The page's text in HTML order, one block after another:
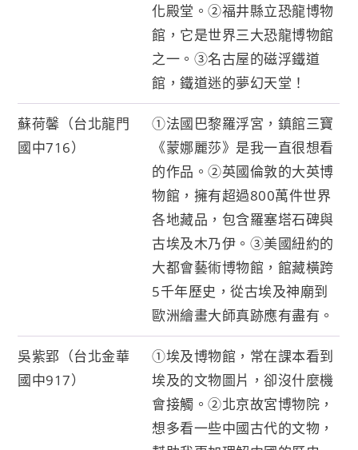
化殿堂。②福井縣立恐龍博物
館，它是世界三大恐龍博物館
之一。③名古屋的磁浮鐵道
館，鐵道迷的夢幻天堂！
蘇荷馨（台北龍門
國中716）
①法國巴黎羅浮宮，鎮館三寶
《蒙娜麗莎》是我一直很想看
的作品。②英國倫敦的大英博
物館，擁有超過800萬件世界
各地藏品，包含羅塞塔石碑與
古埃及木乃伊。③美國紐約的
大都會藝術博物館，館藏橫跨
5千年歷史，從古埃及神廟到
歐洲繪畫大師真跡應有盡有。
吳紫郢（台北金華
國中917）
①埃及博物館，常在課本看到
埃及的文物圖片，卻沒什麼機
會接觸。②北京故宮博物院，
想多看一些中國古代的文物，